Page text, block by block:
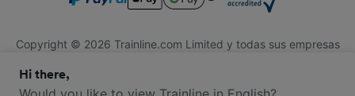
Copyright © 2026 Trainline.com Limited y todas sus empresas
Trainline.com Limited está registrada en Inglaterra y Gales.
Compañía No. 3846791. Dirección: 1 Stonecutter St, Londres
Hi there,